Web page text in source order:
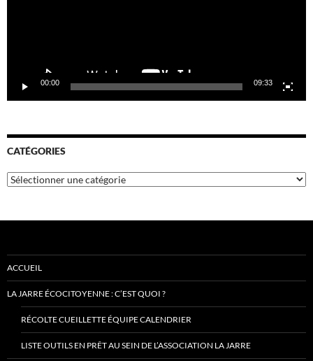
00:00 09:33
CATÉGORIES
Catégories
ACCUEIL
LA JARRE ÉCOCITOYENNE : C’EST QUOI ?
RÉCOLTE CUEILLETTE ÉQUIPE CALENDRIER
LISTE OUTILS EN PRÊT AU SEIN DE L’ASSOCIATION LA JARRE